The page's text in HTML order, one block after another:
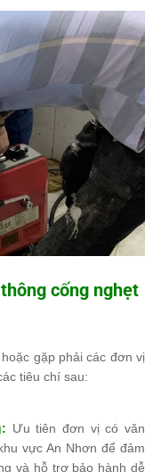
cống nghẹt
gặp phải các đơn vị
tiêu chí sau:
Ưu tiên đơn vị có văn
vực An Nhơn để đảm
và hỗ trợ bảo hành dễ